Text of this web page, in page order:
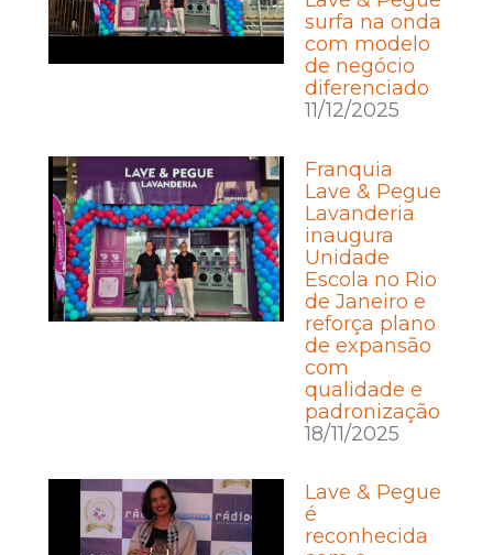
surfa na onda
com modelo
de negócio
diferenciado
11/12/2025
Franquia
Lave & Pegue
Lavanderia
inaugura
Unidade
Escola no Rio
de Janeiro e
reforça plano
de expansão
com
qualidade e
padronização
18/11/2025
Lave & Pegue
é
reconhecida